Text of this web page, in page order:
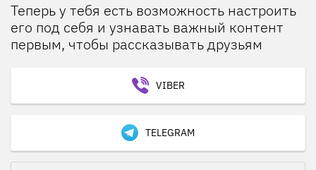
Теперь у тебя есть возможность настроить
его под себя и узнавать важный контент
первым, чтобы рассказывать друзьям
VIBER
TELEGRAM